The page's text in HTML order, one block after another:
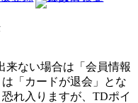
来ない場合は「会員情報
「カードが退会」とな
れ入りますが、TDポイ